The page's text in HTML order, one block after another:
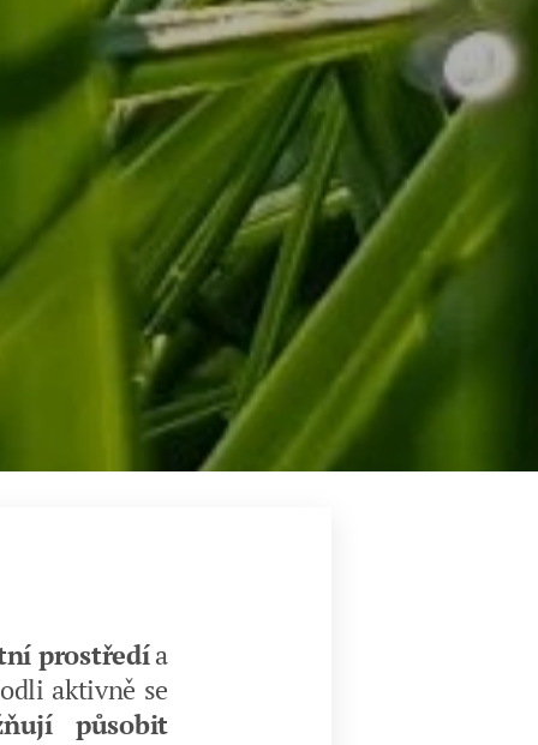
prostředía
aktivně se
působit